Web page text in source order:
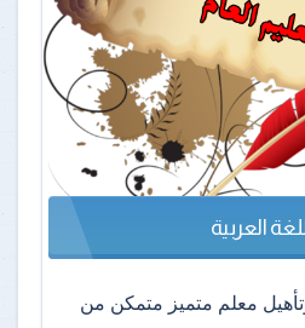
العربية
وتأهيل معلم متميز متمكن من